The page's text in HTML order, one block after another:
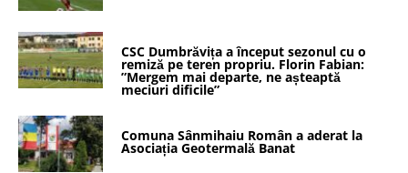
CSC Dumbrăvița a început sezonul cu o
remiză pe teren propriu. Florin Fabian:
”Mergem mai departe, ne așteaptă
meciuri dificile”
Comuna Sânmihaiu Român a aderat la
Asociația Geotermală Banat